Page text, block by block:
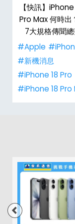
【快訊】
Pro Max 何時出
7大規格傳聞總
#Apple
#新機消息
#iPhone 18 Pro
#iPhone 18 Pro